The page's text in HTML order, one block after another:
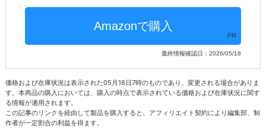
PR
最終情報確認日：2026/05/18
価格および在庫状況は表示された05月18日7時のものであり、変更される場合がありま
す。本商品の購入においては、購入の時点で表示されている価格および在庫状況に関す
る情報が適用されます。
この記事のリンクを経由して製品を購入すると、アフィリエイト契約により編集部、制
作者が一定割合の利益を得ます。